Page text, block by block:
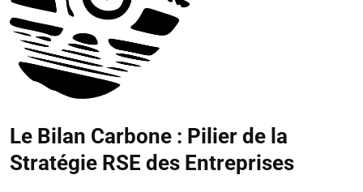
Le Bilan Carbone : Pilier de la
Stratégie RSE des Entreprises